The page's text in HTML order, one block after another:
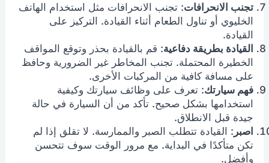
تجنب الانحرافات: تجنب الانحرافات مثل استخدام الهاتف
الخليوي أو تناول الطعام أثناء القيادة. التركيز على
القيادة.
القيادة بطريقة دفاعية: قم بالقيادة بحذر وتوقع المواقف
الخطيرة المحتملة. تجنب المخاطر غير الضرورية وحافظ
على مسافة كافية من المركبات الأخرى.
فهم سيارتك: تعرف على وظائف سيارتك وكيفية
استخدامها بشكل صحيح. تأكد من أن السيارة في حالة
جيدة قبل الانطلاق.
اصبر : القيادة تتطلب الصبر والممارسة. لا تقلق إذا لم
تكن متأكدًا في البداية. مع مرور الوقت سوف تتحسن
وأفضل.